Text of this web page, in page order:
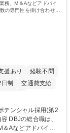
務、M＆Aなどアドバイ
の専門性を掛け合わせて
援あり
経験不問
制
交通費支給
＆Aなどアドバイザ